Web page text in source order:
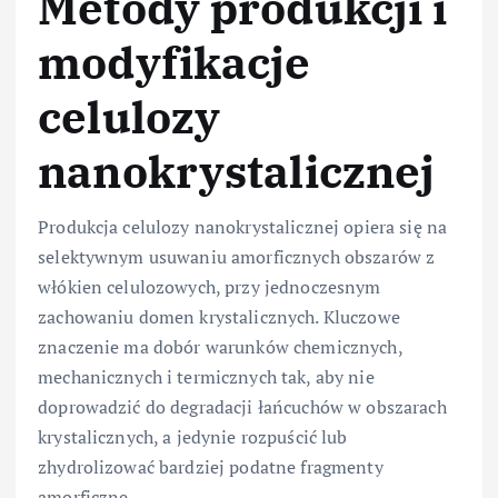
modyfikacje
celulozy
nanokrystalicznej
Produkcja celulozy nanokrystalicznej opiera się na
selektywnym usuwaniu amorficznych obszarów z
włókien celulozowych, przy jednoczesnym
zachowaniu domen krystalicznych. Kluczowe
znaczenie ma dobór warunków chemicznych,
mechanicznych i termicznych tak, aby nie
doprowadzić do degradacji łańcuchów w obszarach
krystalicznych, a jedynie rozpuścić lub
zhydrolizować bardziej podatne fragmenty